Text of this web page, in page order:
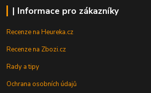
| Informace pro zákazníky
Recenze na Heureka.cz
Recenze na Zbozi.cz
Rady a tipy
Ochrana osobních údajů